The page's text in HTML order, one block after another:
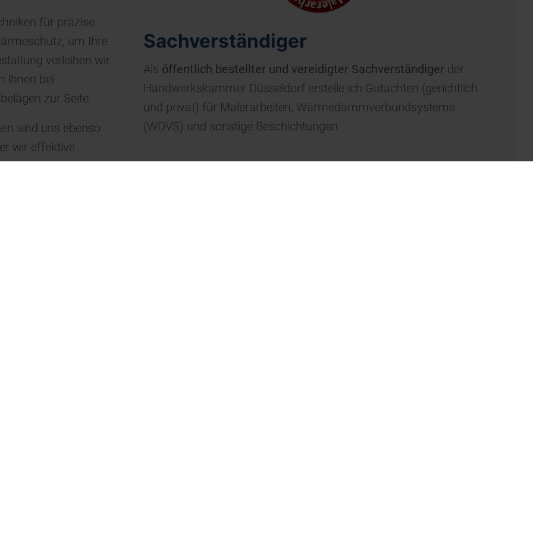
für präzise
um Ihre
verleihen wir
Ihnen bei
zur Seite.
sind uns ebenso
wir effektive
Expertise und
Sachverständiger
Als öffentlich bestellter und vereidigter Sachverständiger der
Handwerkskammer Düsseldorf erstelle ich Gutachten (gerichtlich
und privat) für Malerarbeiten, Wärmedämmverbundsysteme
(WDVS) und sonstige Beschichtungen.